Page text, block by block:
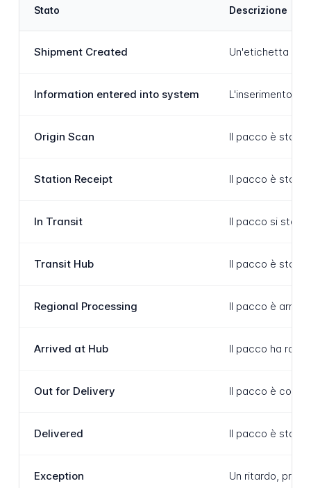
Stato Descrizione
Shipment Created Un'etichetta di
Information entered into system L'inserimento
Origin Scan Il pacco è stato
Station Receipt Il pacco è stato
In Transit Il pacco si sta
Transit Hub Il pacco è stato
Regional Processing Il pacco è
Arrived at Hub Il pacco ha
Out for Delivery Il pacco è con il
Delivered Il pacco è stato
Exception Un ritardo,